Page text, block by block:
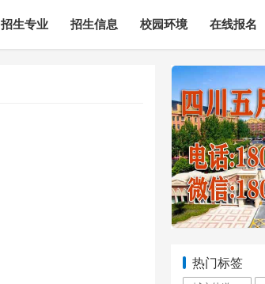
招生专业 招生信息 校园环境 在线报名
热门标签